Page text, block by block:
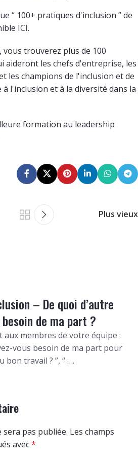
“ 100+ pratiques d'inclusion ” de
ICI.
vous trouverez plus de 100
aideront les chefs d'entreprise, les
les champions de l'inclusion et de
l'inclusion et à la diversité dans la
formation au leadership
Plus vieux
– De quoi d’autre
de ma part ?
aux membres de votre équipe :
vous besoin de ma part pour
bon travail ? ”, “ ….
pas publiée. Les champs
avec*